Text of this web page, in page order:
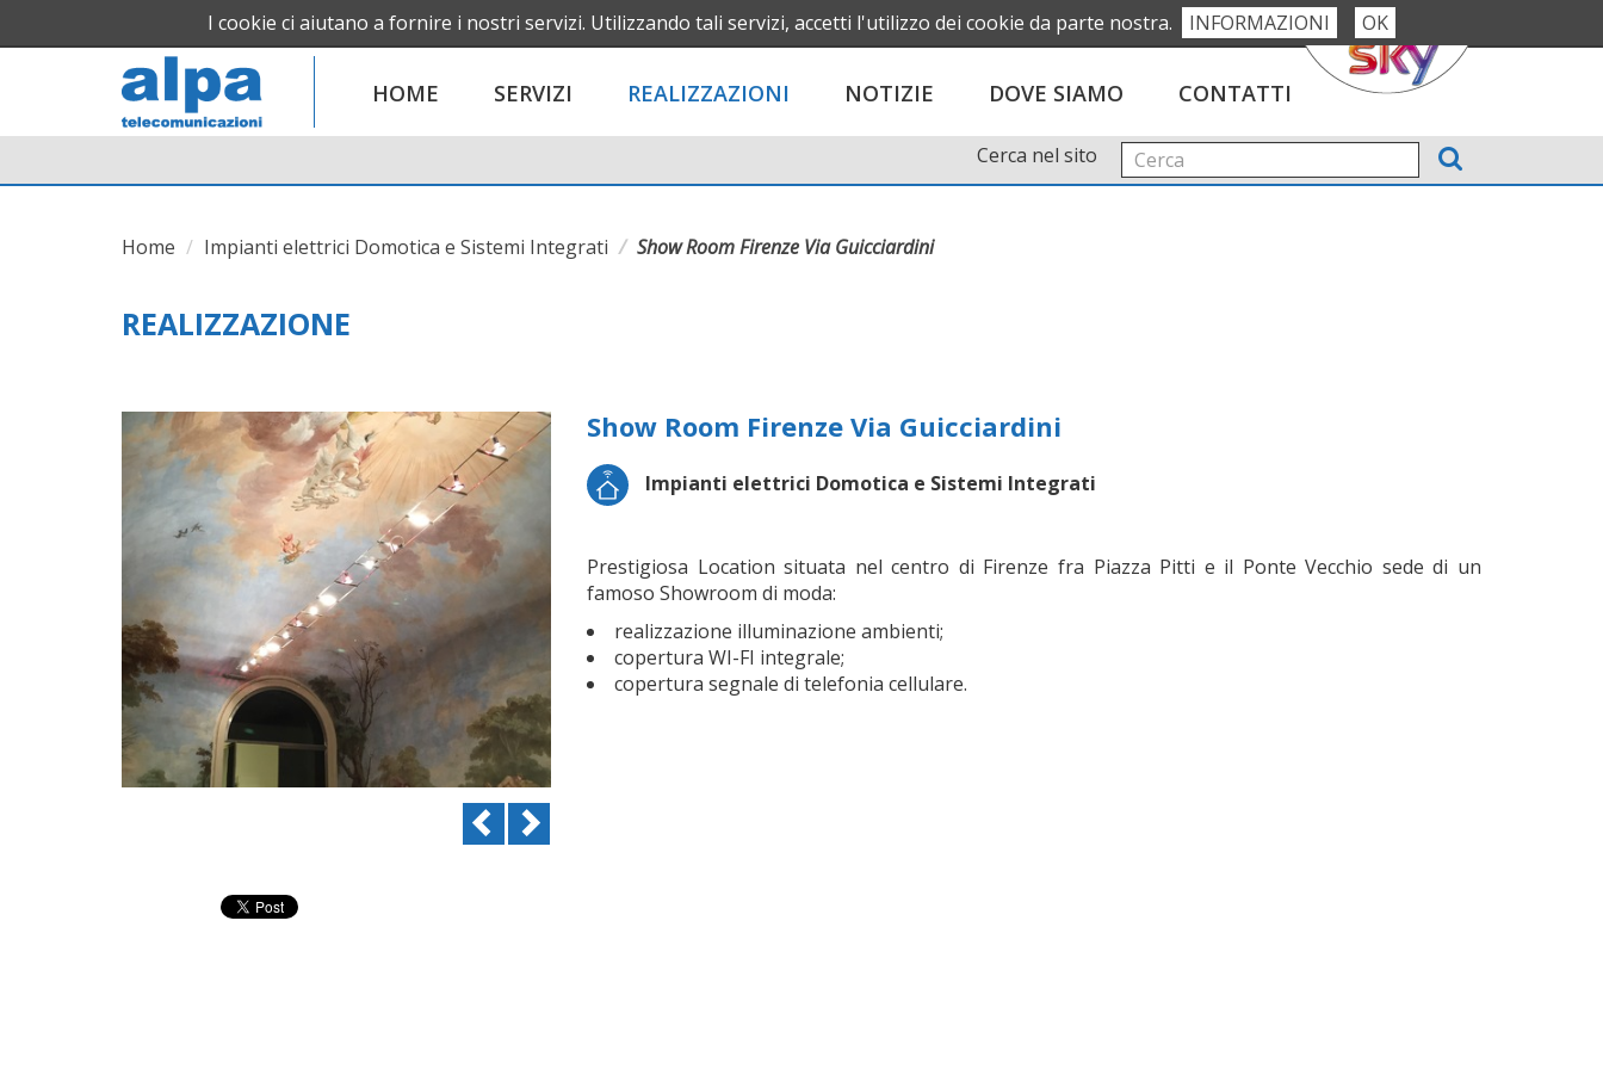
Seguici su:
ITA ENG
Iscriviti alla Newsletter
HOME SERVIZI REALIZZAZIONI NOTIZIE DOVE SIAMO CONTATTI
Cerca nel sito
Home Impianti elettrici Domotica e Sistemi Integrati Show Room Firenze Via Guicciardini
REALIZZAZIONE
Previous
Show Room Firenze Via Guicciardini
Impianti elettrici Domotica e Sistemi Integrati
Prestigiosa Location situata nel centro di Firenze fra Piazza Pitti e il Ponte Vecchio sede di un
famoso Showroom di moda:
realizzazione illuminazione ambienti;
copertura WI-FI integrale;
copertura segnale di telefonia cellulare.
I cookie ci aiutano a fornire i nostri servizi. Utilizzando tali servizi, accetti l'utilizzo dei cookie da parte nostra. INFORMAZIONI OK